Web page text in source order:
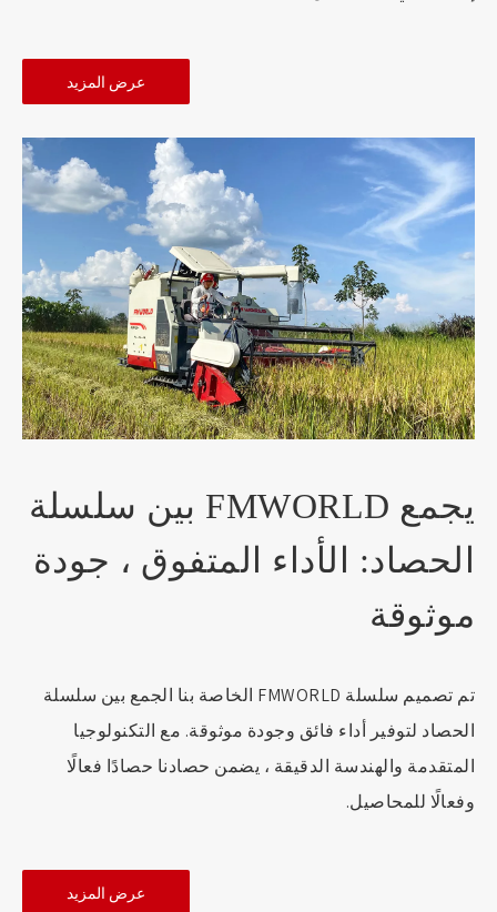
عرض المزيد
يجمع FMWORLD بين سلسلة
الحصاد: الأداء المتفوق ، جودة
موثوقة
تم تصميم سلسلة FMWORLD الخاصة بنا الجمع بين سلسلة
الحصاد لتوفير أداء فائق وجودة موثوقة. مع التكنولوجيا
المتقدمة والهندسة الدقيقة ، يضمن حصادنا حصادًا فعالًا
وفعالًا للمحاصيل.
عرض المزيد